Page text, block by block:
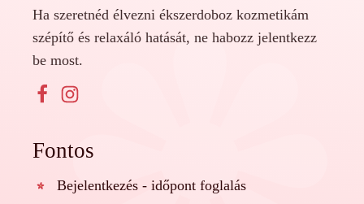
Ha szeretnéd élvezni ékszerdoboz kozmetikám
szépítő és relaxáló hatását, ne habozz jelentkezz
be most.
Fontos
Bejelentkezés - időpont foglalás